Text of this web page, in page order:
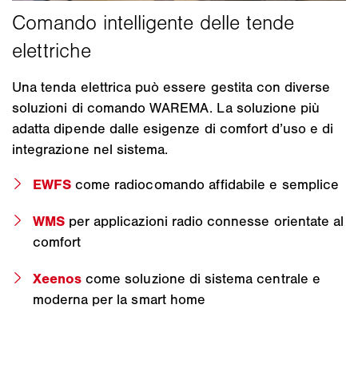
Una tenda elettrica può essere gestita con diverse
soluzioni di comando WAREMA. La soluzione più
adatta dipende dalle esigenze di comfort d’uso e di
integrazione nel sistema.
EWFS come radiocomando affidabile e semplice
WMS per applicazioni radio connesse orientate al
comfort
Xeenos come soluzione di sistema centrale e
moderna per la smart home